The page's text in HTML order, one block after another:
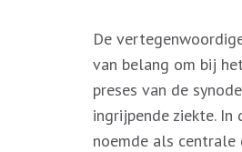
De
van belang om bij
preses van de
ingrijpende ziekte.
noemde als